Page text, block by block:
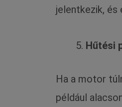
jelentkezik,
Hűtési
Ha a motor
például